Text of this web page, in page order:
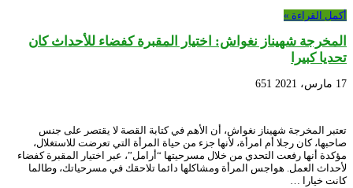
أكمل القراءة »
المخرجة شهيناز نغواش: اختيار المقبرة كفضاء للأحداث كان
تحديا كبيرا
17 مارس، 2021 651
تعتبر المخرجة شهيناز نغواش، أن الأهم في كتابة القصة لا يقتصر على جنس
صاحبها، كان رجلا أم امرأة، لأنها جزء من حياة المرأة التي تعرضت للاستغلال،
مؤكدة أنها رفعت التحدي من خلال مسرحيتها “أرامل”، عبر اختيار المقبرة كفضاء
لأحداث العمل. هواجس المرأة ومشاكلها دائما تلاحقك في مسرحياتك، وطالما
كانت خيارا …